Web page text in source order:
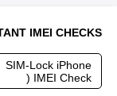
IMEI CHECKS
SIM-Lock iPhone
IMEI Check (